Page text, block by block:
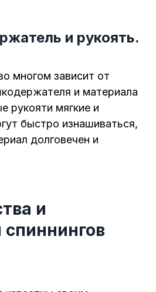
и рукоять.
многом зависит от
и материала
рукояти мягкие и
быстро изнашиваться,
долговечен и
и
спиннингов